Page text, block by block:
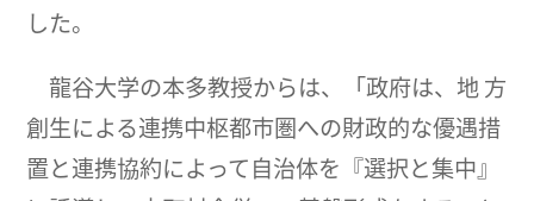
した。
龍谷大学の本多教授からは、「政府は、地 方
創生による連携中枢都市圏への財政的な優遇措
置と連携協約によって自治体を『選択と集中』